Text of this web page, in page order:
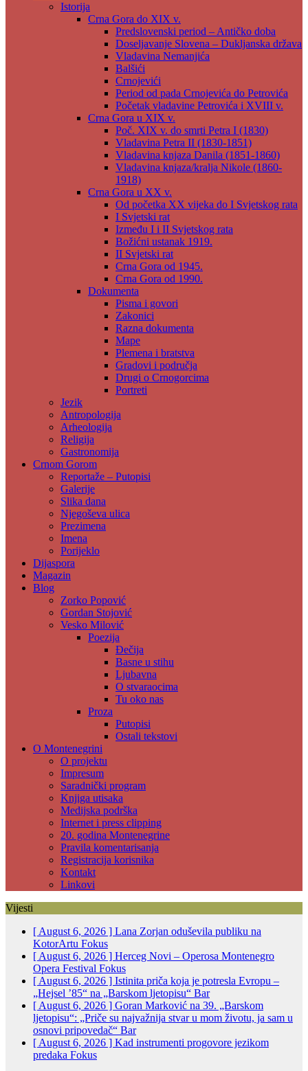
Istorija
Crna Gora do XIX v.
Predslovenski period – Antičko doba
Doseljavanje Slovena – Dukljanska država
Vladavina Nemanjića
Balšići
Crnojevići
Period od pada Crnojevića do Petrovića
Početak vladavine Petrovića i XVIII v.
Crna Gora u XIX v.
Poč. XIX v. do smrti Petra I (1830)
Vladavina Petra II (1830-1851)
Vladavina knjaza Danila (1851-1860)
Vladavina knjaza/kralja Nikole (1860-
1918)
Crna Gora u XX v.
Od početka XX vijeka do I Svjetskog rata
I Svjetski rat
Između I i II Svjetskog rata
Božićni ustanak 1919.
II Svjetski rat
Crna Gora od 1945.
Crna Gora od 1990.
Dokumenta
Pisma i govori
Zakonici
Razna dokumenta
Mape
Plemena i bratstva
Gradovi i područja
Drugi o Crnogorcima
Portreti
Jezik
Antropologija
Arheologija
Religija
Gastronomija
Crnom Gorom
Reportaže – Putopisi
Galerije
Slika dana
Njegoševa ulica
Prezimena
Imena
Porijeklo
Dijaspora
Magazin
Blog
Zorko Popović
Gordan Stojović
Vesko Milović
Poezija
Đečija
Basne u stihu
Ljubavna
O stvaraocima
Tu oko nas
Proza
Putopisi
Ostali tekstovi
O Montenegrini
O projektu
Impresum
Saradnički program
Knjiga utisaka
Medijska podrška
Internet i press clipping
20. godina Montenegrine
Pravila komentarisanja
Registracija korisnika
Kontakt
Linkovi
Vijesti
[ August 6, 2026 ] Lana Zorjan oduševila publiku na
KotorArtu Fokus
[ August 6, 2026 ] Herceg Novi – Operosa Montenegro
Opera Festival Fokus
[ August 6, 2026 ] Istinita priča koja je potresla Evropu –
„Hejsel ’85“ na „Barskom ljetopisu“ Bar
[ August 6, 2026 ] Goran Marković na 39. „Barskom
ljetopisu“: „Priče su najvažnija stvar u mom životu, ja sam u
osnovi pripovedač“ Bar
[ August 6, 2026 ] Kad instrumenti progovore jezikom
predaka Fokus